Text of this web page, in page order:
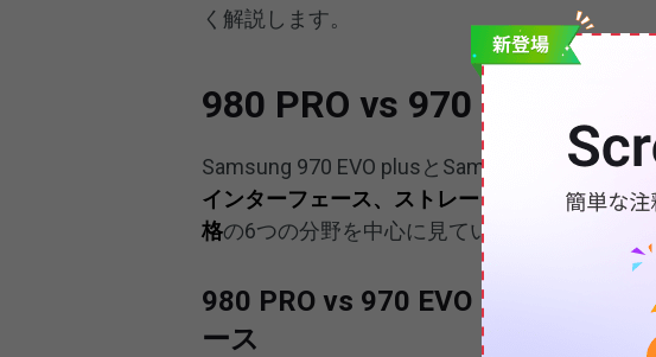
く解説します。
980 PRO vs 970 EVO Plus
Samsung 970 EVO plusとSamsung 980 PROの
インターフェース、ストレージサイズとモデ
格の6つの分野を中心に見ていくことにします。
980 PRO vs 970 EVO Plus:フォー
ース